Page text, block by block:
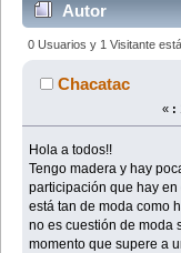
Autor
"bajo rendimiento"
0 Usuarios y 1 Visitante
Chacatac
« :
Hola a todos!!
Tengo madera y hay
participación que hay
está tan de moda como
no es cuestión de moda
momento que supere a